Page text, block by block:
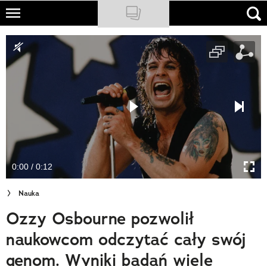
Skip
main
content
NATIONAL GEOGRAPHIC
TRAVELER
PODCASTY
Newsletter
Cuda Polski
Wielki Konkurs Fotograficzny
Trendbook Podróżniczy
Polecane
0:00 / 0:12
Nauka
Ozzy Osbourne pozwolił
naukowcom odczytać cały swój
genom. Wyniki badań wiele